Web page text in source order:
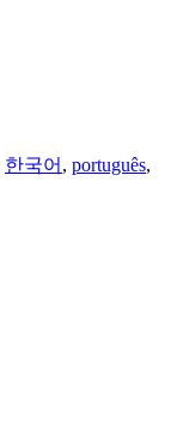
한국어 , português,